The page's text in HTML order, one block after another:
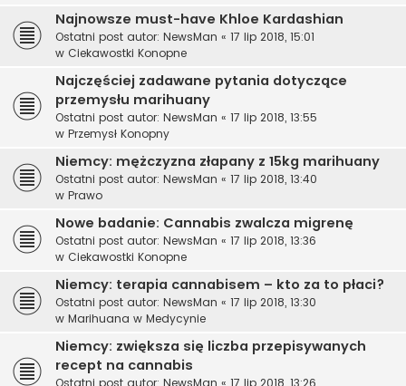
Najnowsze must-have Khloe Kardashian
Ostatni post autor: NewsMan « 17 lip 2018, 15:01
w Ciekawostki Konopne
Najczęściej zadawane pytania dotyczące
przemysłu marihuany
Ostatni post autor: NewsMan « 17 lip 2018, 13:55
w Przemysł Konopny
Niemcy: mężczyzna złapany z 15kg marihuany
Ostatni post autor: NewsMan « 17 lip 2018, 13:40
w Prawo
Nowe badanie: Cannabis zwalcza migrenę
Ostatni post autor: NewsMan « 17 lip 2018, 13:36
w Ciekawostki Konopne
Niemcy: terapia cannabisem – kto za to płaci?
Ostatni post autor: NewsMan « 17 lip 2018, 13:30
w Marihuana w Medycynie
Niemcy: zwiększa się liczba przepisywanych
recept na cannabis
Ostatni post autor: NewsMan « 17 lip 2018, 13:26